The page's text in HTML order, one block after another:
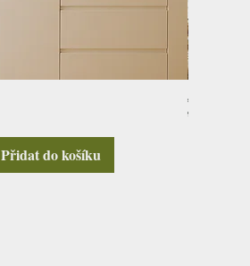
Přidat do košíku
svíčka v hrníčku
Cena
95,00 Kč